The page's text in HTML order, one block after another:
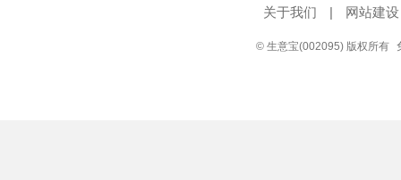
关于我们 | 网站建设
© 生意宝(002095) 版权所有